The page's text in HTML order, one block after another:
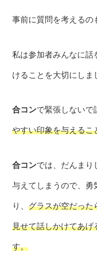
事前に質問を考えるの
私は参加者みんなに話
けることを大切にしま
合コンで緊張しないで
やすい印象を与えるこ
合コンでは、だんまり
与えてしまうので、勇
り、 グラスが空だった
見せて話しかけてあげ
す。